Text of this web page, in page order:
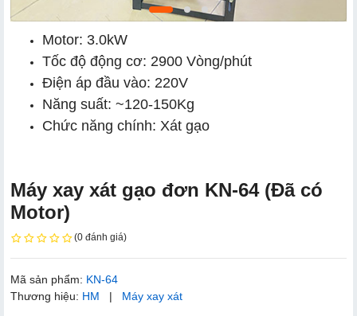
Motor: 3.0kW
Tốc độ động cơ: 2900 Vòng/phút
Điện áp đầu vào: 220V
Năng suất: ~120-150Kg
Chức năng chính: Xát gạo
Máy xay xát gạo đơn KN-64 (Đã có
Motor)
(0 đánh giá)
Mã sản phẩm: KN-64
Thương hiệu: HM | Máy xay xát